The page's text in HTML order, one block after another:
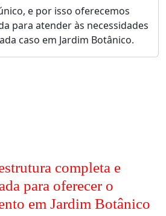
e por isso oferecemos
para atender às necessidades
caso em Jardim Botânico.
completa e
para oferecer o
em Jardim Botânico